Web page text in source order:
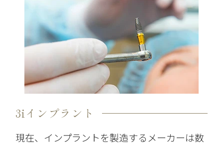
3iインプラント
現在、インプラントを製造するメーカーは数